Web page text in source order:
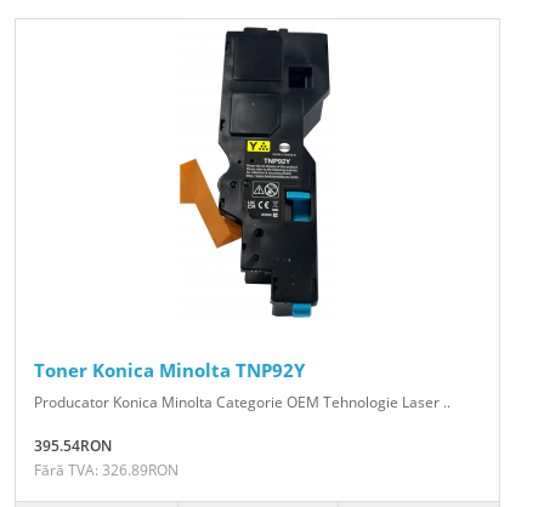
Toner Konica Minolta TNP92Y
Producator Konica Minolta Categorie OEM Tehnologie Laser ..
395.54RON
Fără TVA: 326.89RON